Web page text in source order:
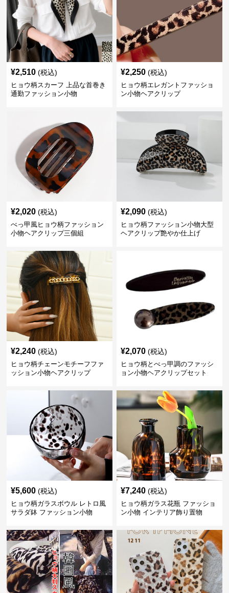
¥2,510 (税込)
ヒョウ柄スカーフ 上品な首巻き
通勤ファッション小物
¥2,250 (税込)
ヒョウ柄エレガントファッショ
ン小物ヘアクリップ
¥2,020 (税込)
べっ甲風ヒョウ柄ファッション
小物ヘアクリップ三個組
¥2,090 (税込)
ヒョウ柄ファッション小物大型
ヘアクリップ艶やか仕上げ
¥2,240 (税込)
ヒョウ柄チェーンモチーフファ
ッション小物ヘアクリップ
¥2,070 (税込)
ヒョウ柄とべっ甲調のファッシ
ョン小物ヘアクリップセット
¥5,600 (税込)
ヒョウ柄ガラスボウル レトロ風
サラダ鉢 ファッション小物
¥7,240 (税込)
ヒョウ柄ガラス花瓶 ファッショ
ン小物 インテリア飾り置物